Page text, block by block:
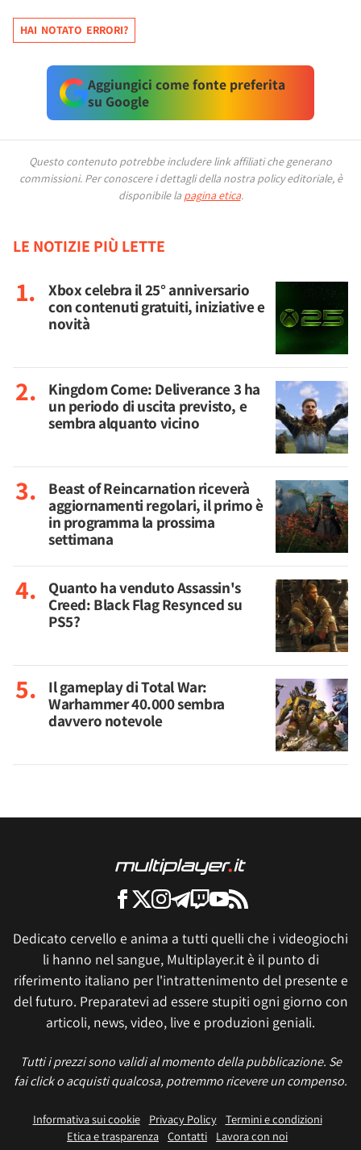
HAI NOTATO ERRORI?
Aggiungici come fonte preferita
su Google
Questo contenuto potrebbe includere link affiliati che generano
commissioni. Per conoscere i dettagli della nostra policy editoriale, è
disponibile la pagina etica.
LE NOTIZIE PIÙ LETTE
Xbox celebra il 25° anniversario
con contenuti gratuiti, iniziative e
novità
Kingdom Come: Deliverance 3 ha
un periodo di uscita previsto, e
sembra alquanto vicino
Beast of Reincarnation riceverà
aggiornamenti regolari, il primo è
in programma la prossima
settimana
Quanto ha venduto Assassin's
Creed: Black Flag Resynced su
PS5?
Il gameplay di Total War:
Warhammer 40.000 sembra
davvero notevole
Dedicato cervello e anima a tutti quelli che i videogiochi
li hanno nel sangue, Multiplayer.it è il punto di
riferimento italiano per l'intrattenimento del presente e
del futuro. Preparatevi ad essere stupiti ogni giorno con
articoli, news, video, live e produzioni geniali.
Tutti i prezzi sono validi al momento della pubblicazione. Se
fai click o acquisti qualcosa, potremmo ricevere un compenso.
Informativa sui cookie Privacy Policy
Termini e condizioni
Etica e trasparenza Contatti Lavora con noi